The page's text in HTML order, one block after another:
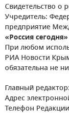
Свидетельство о
Учредитель:
предприятие
«Россия сегодня»
При любом
РИА Новости
обязательна не
Главный редактор:
Адрес
Телефон